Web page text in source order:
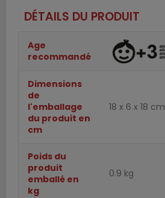
DÉTAILS DU PRODUIT
Age
recommandé
Dimensions
de
l'emballage
du produit en
cm
18 x 6 x 18 cm
Poids du
produit
emballé en
kg
0.9 kg